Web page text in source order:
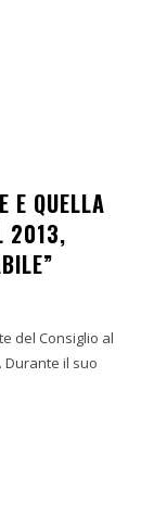
E QUELLA
2013,
del Consiglio al
Durante il suo